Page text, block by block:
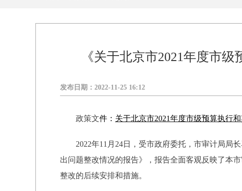
《关于北京市2021年度市
发布日期： 2022-11-25 16:12
政策文件： 关于北京市2021年度市级预算执行
2022年11月24日，受市政府委托，市审计局局
出问题整改情况的报告》，报告全面客观反映了本
整改的后续安排和措施。